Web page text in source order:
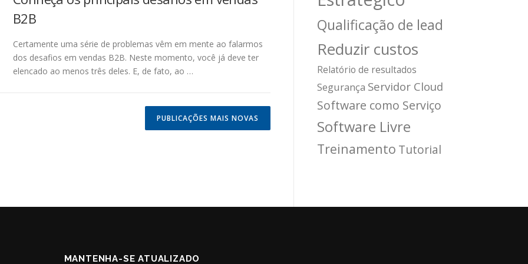
B2B
Certamente uma série de problemas vêm em mente ao falarmos
dos desafios em vendas B2B. Neste momento, você já deve ter
elencado ao menos três deles. E, de fato, ao …
PUBLICAÇÕES MAIS NOVAS
Qualificação de lead
Reduzir custos
Relatório de resultados
Segurança Servidor Cloud
Software como Serviço
Software Livre
Treinamento Tutorial
MANTENHA-SE ATUALIZADO